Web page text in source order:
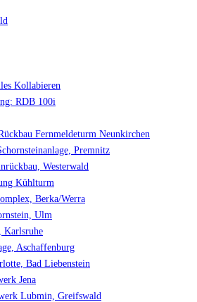
Kollabieren
RDB 100i
Fernmeldeturm Neunkirchen
Premnitz
Westerwald
Kühlturm
Berka/Werra
Ulm
Karlsruhe
Aschaffenburg
Bad Liebenstein
Jena
Lubmin, Greifswald